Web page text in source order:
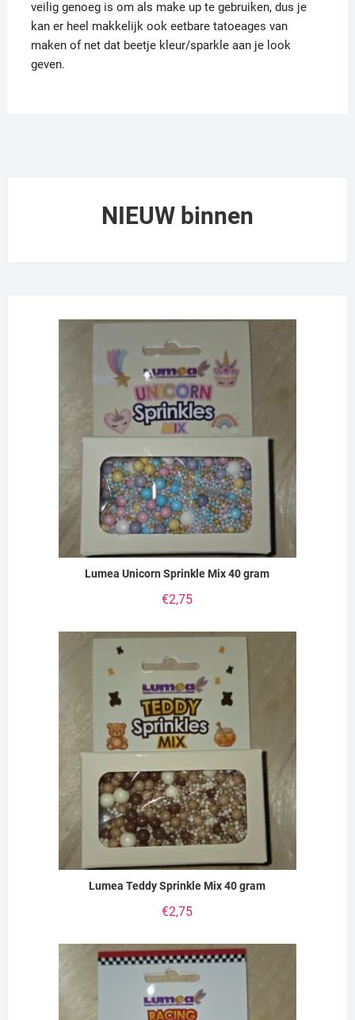
veilig genoeg is om als make up te gebruiken, dus je
kan er heel makkelijk ook eetbare tatoeages van
maken of net dat beetje kleur/sparkle aan je look
geven.
NIEUW binnen
Lumea Unicorn Sprinkle Mix 40 gram
€2,75
Lumea Teddy Sprinkle Mix 40 gram
€2,75